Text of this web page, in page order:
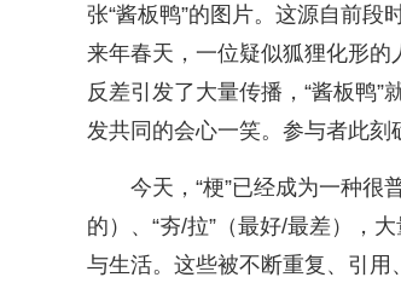
张“酱板鸭”的图片。这源自前段
来年春天，一位疑似狐狸化形
反差引发了大量传播，“酱板鸭
发共同的会心一笑。参与者此刻
今天，“梗”已经成为一种很
的）、“夯/拉”（最好/最差），
与生活。这些被不断重复、引用